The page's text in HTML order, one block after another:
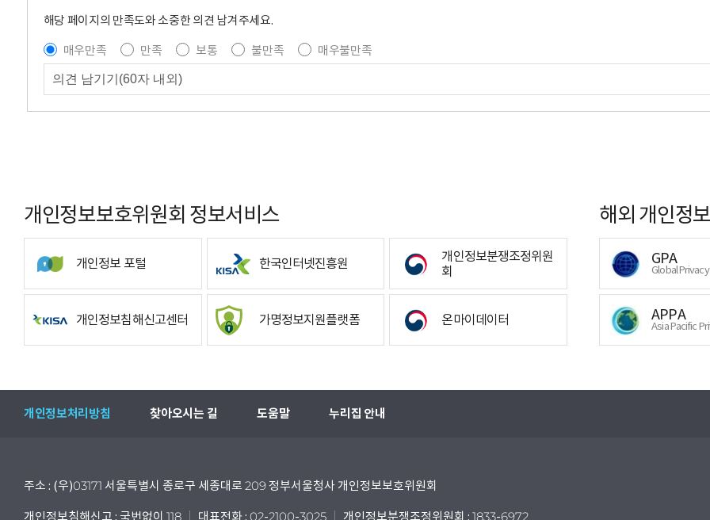
해당 페이지의 만족도와 소중한 의견 남겨주세요.
매우만족
만족 보통 불만족 매우불만족
개인정보보호위원회 정보서비스
개인정보 포털 한국인터넷진흥원
개인정보분쟁조정위원
회
개인정보침해신고센터 가명정보지원플랫폼 온마이데이터
해외 개인정
GPA
Global
APPA
Asia Pacific
개인정보처리방침 찾아오시는 길 도움말 누리집 안내
주소 : (우)03171 서울특별시 종로구 세종대로 209 정부서울청사 개인정보보호위원회
개인정보침해신고 : 국번없이 118 대표전화 : 02-2100-3025 개인정보분쟁조정위원회 : 1833-6972